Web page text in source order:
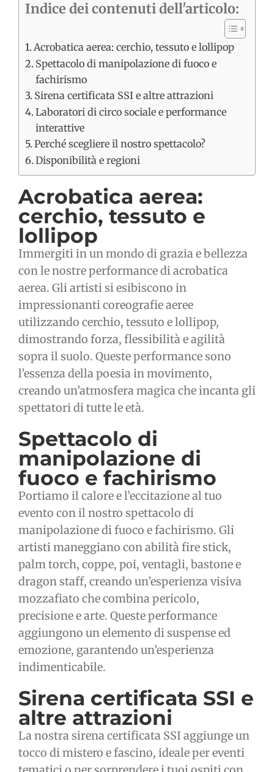
Indice dei contenuti dell'articolo:
Acrobatica aerea: cerchio, tessuto e lollipop
Spettacolo di manipolazione di fuoco e
fachirismo
Sirena certificata SSI e altre attrazioni
Laboratori di circo sociale e performance
interattive
Perché scegliere il nostro spettacolo?
Disponibilità e regioni
Acrobatica aerea:
cerchio, tessuto e
lollipop
Immergiti in un mondo di grazia e bellezza
con le nostre performance di acrobatica
aerea. Gli artisti si esibiscono in
impressionanti coreografie aeree
utilizzando cerchio, tessuto e lollipop,
dimostrando forza, flessibilità e agilità
sopra il suolo. Queste performance sono
l’essenza della poesia in movimento,
creando un’atmosfera magica che incanta gli
spettatori di tutte le età.
Spettacolo di
manipolazione di
fuoco e fachirismo
Portiamo il calore e l’eccitazione al tuo
evento con il nostro spettacolo di
manipolazione di fuoco e fachirismo. Gli
artisti maneggiano con abilità fire stick,
palm torch, coppe, poi, ventagli, bastone e
dragon staff, creando un’esperienza visiva
mozzafiato che combina pericolo,
precisione e arte. Queste performance
aggiungono un elemento di suspense ed
emozione, garantendo un’esperienza
indimenticabile.
Sirena certificata SSI e
altre attrazioni
La nostra sirena certificata SSI aggiunge un
tocco di mistero e fascino, ideale per eventi